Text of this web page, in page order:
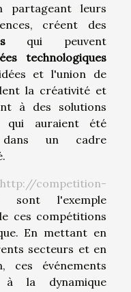
partageant leurs
créent des
qui peuvent
technologiques
et l'union de
la créativité et
à des solutions
qui auraient été
un cadre
http://competition-
sont l'exemple
ces compétitions
En mettant en
secteurs et en
ces événements
à la dynamique